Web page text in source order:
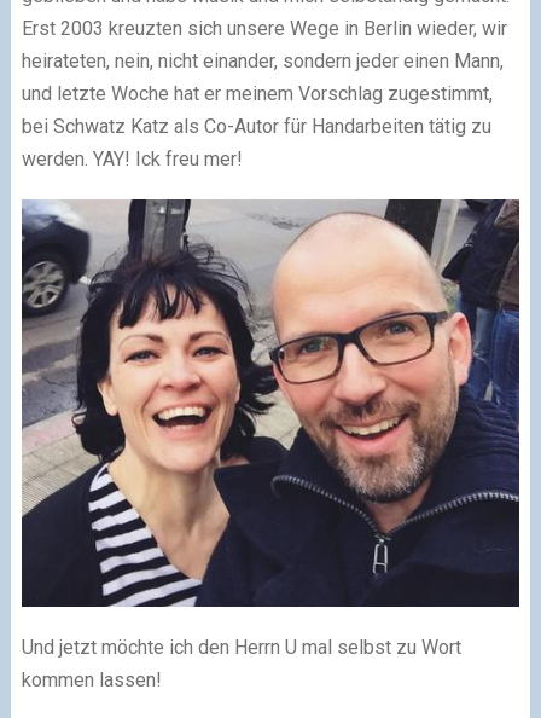
Erst 2003 kreuzten sich unsere Wege in Berlin wieder, wir
heirateten, nein, nicht einander, sondern jeder einen Mann,
und letzte Woche hat er meinem Vorschlag zugestimmt,
bei Schwatz Katz als Co-Autor für Handarbeiten tätig zu
werden. YAY! Ick freu mer!
Und jetzt möchte ich den Herrn U mal selbst zu Wort
kommen lassen!